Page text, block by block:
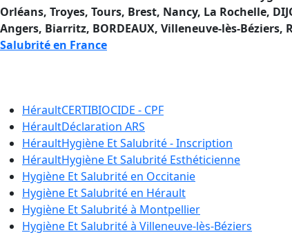
Orléans, Troyes, Tours, Brest, Nancy, La Rochelle,
Angers, Biarritz, BORDEAUX, Villeneuve-lès-
Salubrité en France
HéraultCERTIBIOCIDE - CPF
HéraultDéclaration ARS
HéraultHygiène Et Salubrité - Inscription
HéraultHygiène Et Salubrité Esthéticienne
Hygiène Et Salubrité en Occitanie
Hygiène Et Salubrité en Hérault
Hygiène Et Salubrité à Montpellier
Hygiène Et Salubrité à Villeneuve-lès-Béziers